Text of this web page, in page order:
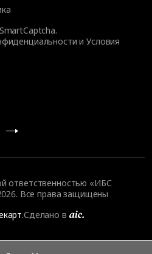
иУсловия
ответственностью «ИБС
Все права защищены
.Сделано в